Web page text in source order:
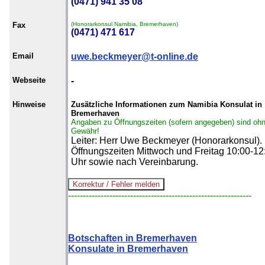
Fax (Honorarkonsul Namibia, Bremerhaven)
(0471) 471 617
Email uwe.beckmeyer@t-online.de
Webseite -
Hinweise
Zusätzliche Informationen zum Namibia Konsulat in
Bremerhaven
Angaben zu Öffnungszeiten (sofern angegeben) sind
Gewähr!
Leiter: Herr Uwe Beckmeyer (Honorarkonsul).
Öffnungszeiten Mittwoch und Freitag 10:00-
Uhr sowie nach Vereinbarung.
--------------------------------------------------------------
Botschaften in Bremerhaven
Konsulate in Bremerhaven